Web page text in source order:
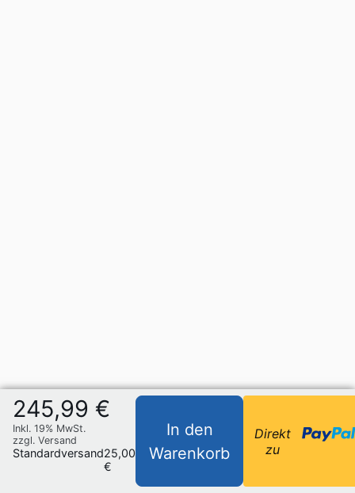
245,99 €
Inkl. 19% MwSt.
zzgl. Versand
Standardversand25,00
€
In den
Warenkorb
Direkt
zu